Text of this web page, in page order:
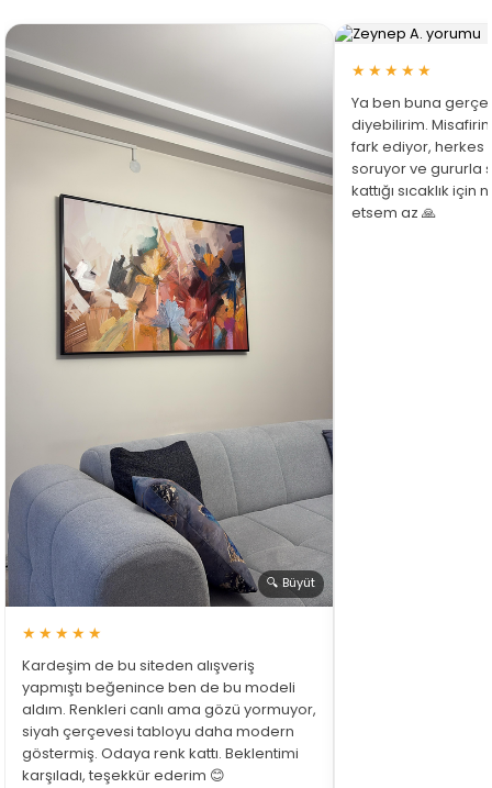
🔍 Büyüt
★★★★★
Kardeşim de bu siteden alışveriş
yapmıştı beğenince ben de bu modeli
aldım. Renkleri canlı ama gözü yormuyor,
siyah çerçevesi tabloyu daha modern
göstermiş. Odaya renk kattı. Beklentimi
karşıladı, teşekkür ederim 😊
★★★★★
Ya ben buna
diyebilirim.
fark ediyor, herkes
soruyor ve gururla
kattığı sıcaklık
etsem az 🙏